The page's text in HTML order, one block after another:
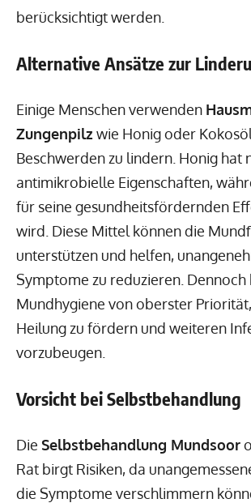
berücksichtigt werden.
Alternative Ansätze zur
Einige Menschen verwenden
Zungenpilz wie Honig oder
Beschwerden zu lindern. Honig hat
antimikrobielle Eigenschaften,
für seine gesundheitsfördernden
wird. Diese Mittel können die
unterstützen und helfen,
Symptome zu reduzieren.
Mundhygiene von oberster
Heilung zu fördern und weiteren
vorzubeugen.
Vorsicht bei Selbstbehandlung
Die Selbstbehandlung Mundsoor
Rat birgt Risiken, da
die Symptome verschlimmern